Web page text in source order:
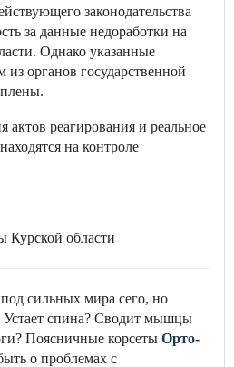
законодательства
за данные недоработки на
Однако указанные
органов государственной
актов реагирования и реальное
на контроле
Курской области
сильных мира сего, но
Устает спина? Сводит мышцы
Поясничные корсеты Орто-
о проблемах с